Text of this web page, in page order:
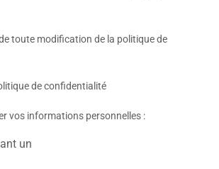
toute modification de la politique de
de confidentialité
vos informations personnelles :
un